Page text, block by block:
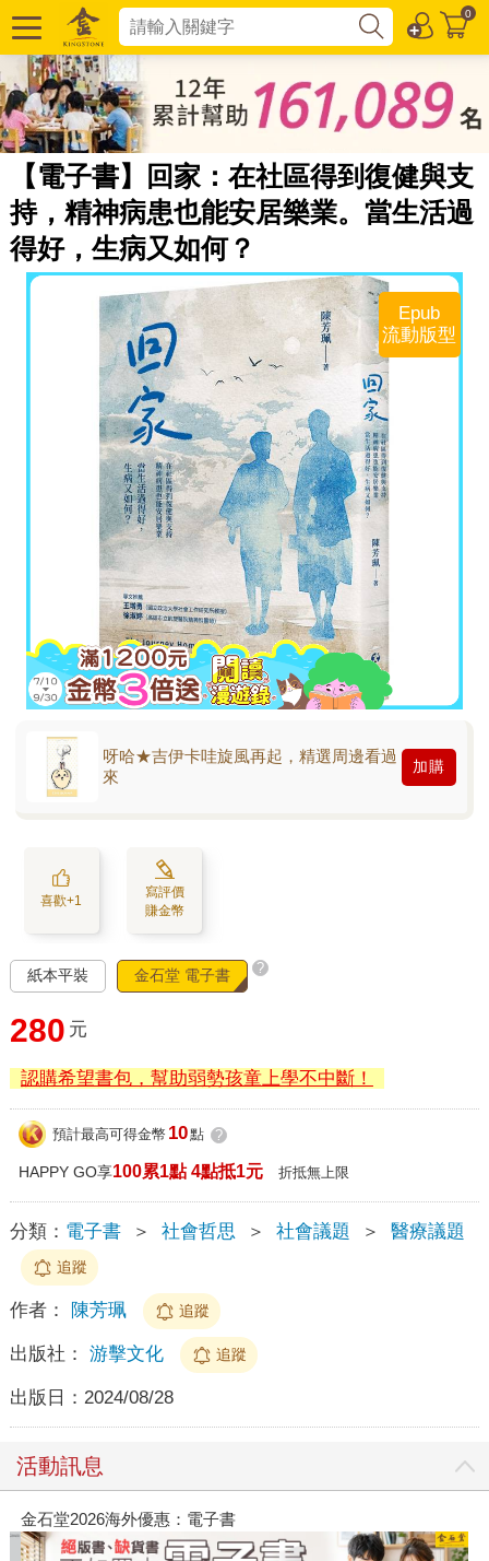
0
【電子書】回家：在社區得到復健與支
持，精神病患也能安居樂業。當生活過
得好，生病又如何？
Epub
流動版型
呀哈★吉伊卡哇旋風再起，精選周邊看過
來
加購
喜歡+1
寫評價
賺金幣
紙本平裝 金石堂 電子書 ?
280 元
認購希望書包，幫助弱勢孩童上學不中斷！
預計最高可得金幣 10點 ?
HAPPY GO享100累1點 4點抵1元 折抵無上限
分類： 電子書 ＞ 社會哲思 ＞ 社會議題 ＞ 醫療議題
追蹤
作者： 陳芳珮 追蹤
出版社： 游擊文化 追蹤
出版日： 2024/08/28
活動訊息
金石堂2026海外優惠：電子書